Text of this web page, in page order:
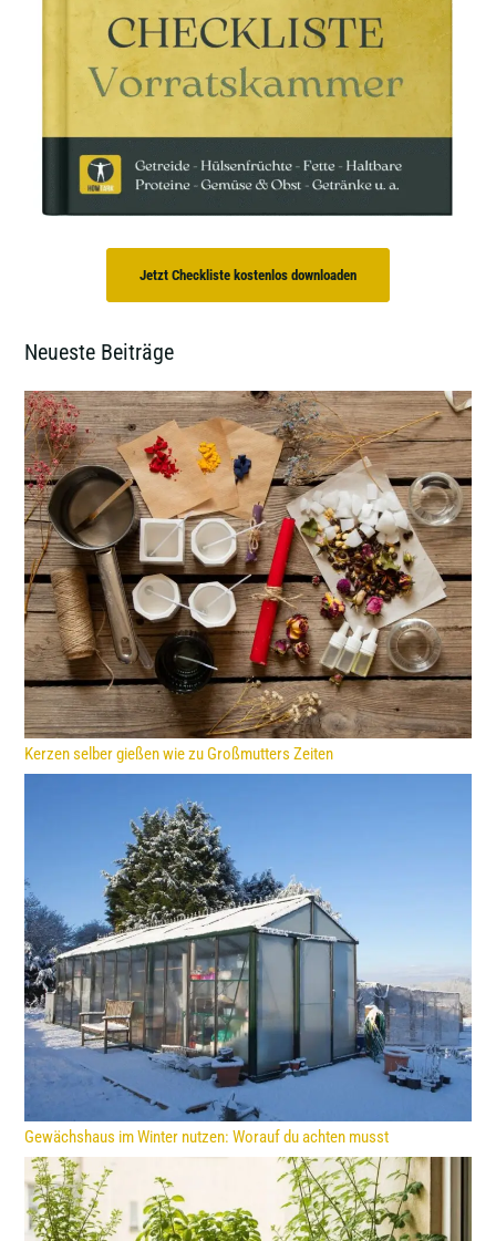
Jetzt Checkliste kostenlos downloaden
Neueste Beiträge
Kerzen selber gießen wie zu Großmutters Zeiten
Gewächshaus im Winter nutzen: Worauf du achten musst